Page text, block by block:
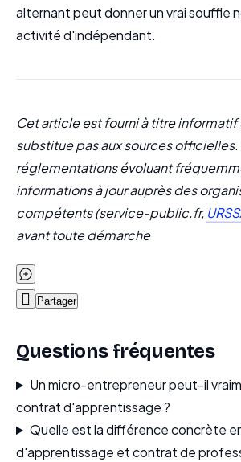
alternant peut donner un vrai souffle
activité d'indépendant.
Cet article est fourni à titre informatif
substitue pas aux sources officielles.
réglementations évoluant
informations à jour auprès des
compétents (service-public.fr,
avant toute démarche
 Partager
Questions fréquentes
Un micro-entrepreneur peut-il
contrat d'apprentissage ?
Quelle est la différence concrète
d'apprentissage et contrat de